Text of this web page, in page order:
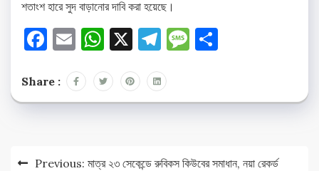
শতাংশ হারে সুদ বাড়ানোর দাবি করা হয়েছে।
Facebook
EmailWhatsApp
X Telegram
Message
Share :
PostPrevious: মাত্র ২৩ সেকেন্ডে রুবিকস কিউবের সমাধান, নয়া রেকর্ড